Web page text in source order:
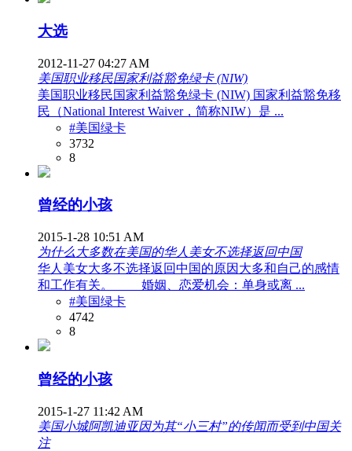
大选
2012-11-27 04:27 AM
美国职业移民国家利益豁免绿卡 (NIW)
美国职业移民国家利益豁免绿卡 (NIW) 国家利益豁免移
民（National Interest Waiver，简称NIW）是 ...
#美国绿卡
3732
8
曾经的小孩
2015-1-28 10:51 AM
为什么大多数在美国的华人美女不选择返回中国
华人美女大多不选择返回中国的原因大多和自己的感情
和工作有关。 婚姻、恋爱机会：单身或离 ...
#美国绿卡
4742
8
曾经的小孩
2015-1-27 11:42 AM
美国小城阿凯迪亚因为其“小三村”的传闻而受到中国关
注